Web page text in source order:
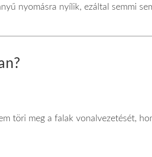
nyomásra nyílik, ezáltal semmi
töri meg a falak vonalvezetését,